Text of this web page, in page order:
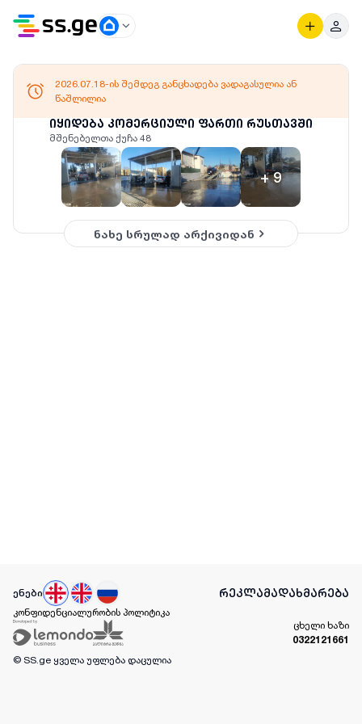
იყიდება კომერციული ფართი რუსთავში
მშენებელთა ქუჩა 48
+9
2026.07.18-ის შემდეგ განცხადება ვადაგასულია ან
წაშლილია
ნახე სრულად არქივიდან
ენები რეკლამადახმარება
კონფიდენციალურობის პოლიტიკა
ცხელი ხაზი
0322121661
© SS.ge ყველა უფლება დაცულია